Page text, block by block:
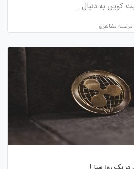
مرضیه مظاهری